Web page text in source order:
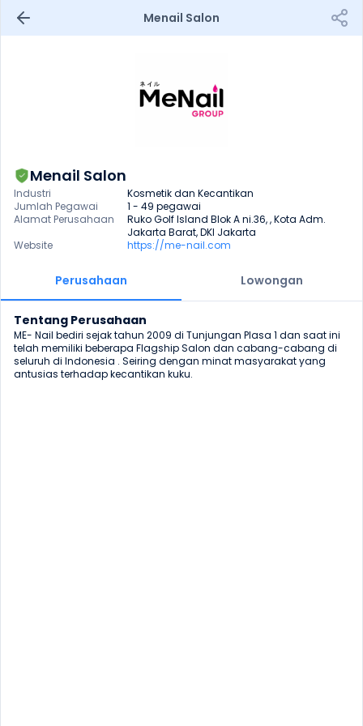
Menail Salon
Menail Salon
Industri
Kosmetik dan Kecantikan
Jumlah Pegawai
1 - 49 pegawai
Alamat Perusahaan
Ruko Golf Island Blok A ni.36, , Kota Adm.
Jakarta Barat, DKI Jakarta
Website
https://me-nail.com
Perusahaan Lowongan
Tentang Perusahaan
ME- Nail bediri sejak tahun 2009 di Tunjungan Plasa 1 dan saat ini
telah memiliki beberapa Flagship Salon dan cabang-cabang di
seluruh di Indonesia . Seiring dengan minat masyarakat yang
antusias terhadap kecantikan kuku.